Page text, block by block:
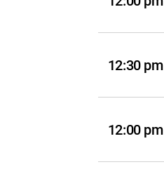
12:30 pm
12:00 pm